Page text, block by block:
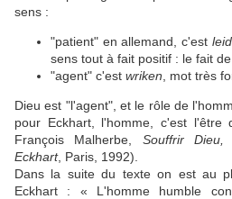
sens :
"patient" en allemand, c'est
sens tout à fait positif : le fait
"agent" c'est wriken , mot très
Dieu est "l'agent", et le rôle de
pour Eckhart, l'homme, c'est l'être
François Malherbe, Souffrir
Eckhart, Paris, 1992).
Dans la suite du texte on est au
Eckhart : « L'homme humble